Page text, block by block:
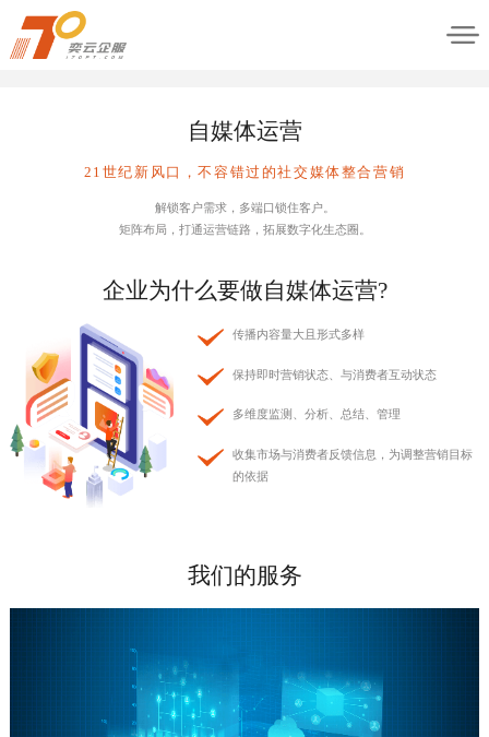
自媒体运营
21世纪新风口，不容错过的社交媒体整合营销
解锁客户需求，多端口锁住客户。
矩阵布局，打通运营链路，拓展数字化生态圈。
企业为什么要做自媒体运营?
传播内容量大且形式多样
保持即时营销状态、与消费者互动状态
多维度监测、分析、总结、管理
收集市场与消费者反馈信息，为调整营销目标
的依据
我们的服务